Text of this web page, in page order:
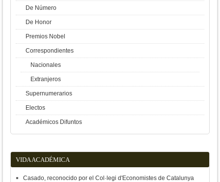
De Número
De Honor
Premios Nobel
Correspondientes
Nacionales
Extranjeros
Supernumerarios
Electos
Académicos Difuntos
VIDA ACADÉMICA
Casado, reconocido por el Col·legi d'Economistes de Catalunya